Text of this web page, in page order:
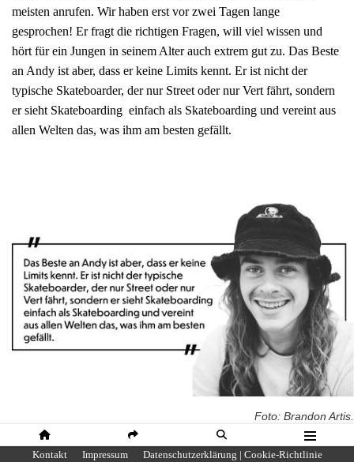
HOME SHARE SUCHE MENÜ
meisten anrufen. Wir haben erst vor zwei Tagen lange
gesprochen! Er fragt die richtigen Fragen, will viel wissen und
hört für ein Jungen in seinem Alter auch extrem gut zu. Das Beste
an Andy ist aber, dass er keine Limits kennt. Er ist nicht der
typische Skateboarder, der nur Street oder nur Vert fährt, sondern
er sieht Skateboarding einfach als Skateboarding und vereint aus
allen Welten das, was ihm am besten gefällt.
Foto: Brandon Artis.
Kontakt Impressum Datenschutzerklärung | Cookie-Richtlinie